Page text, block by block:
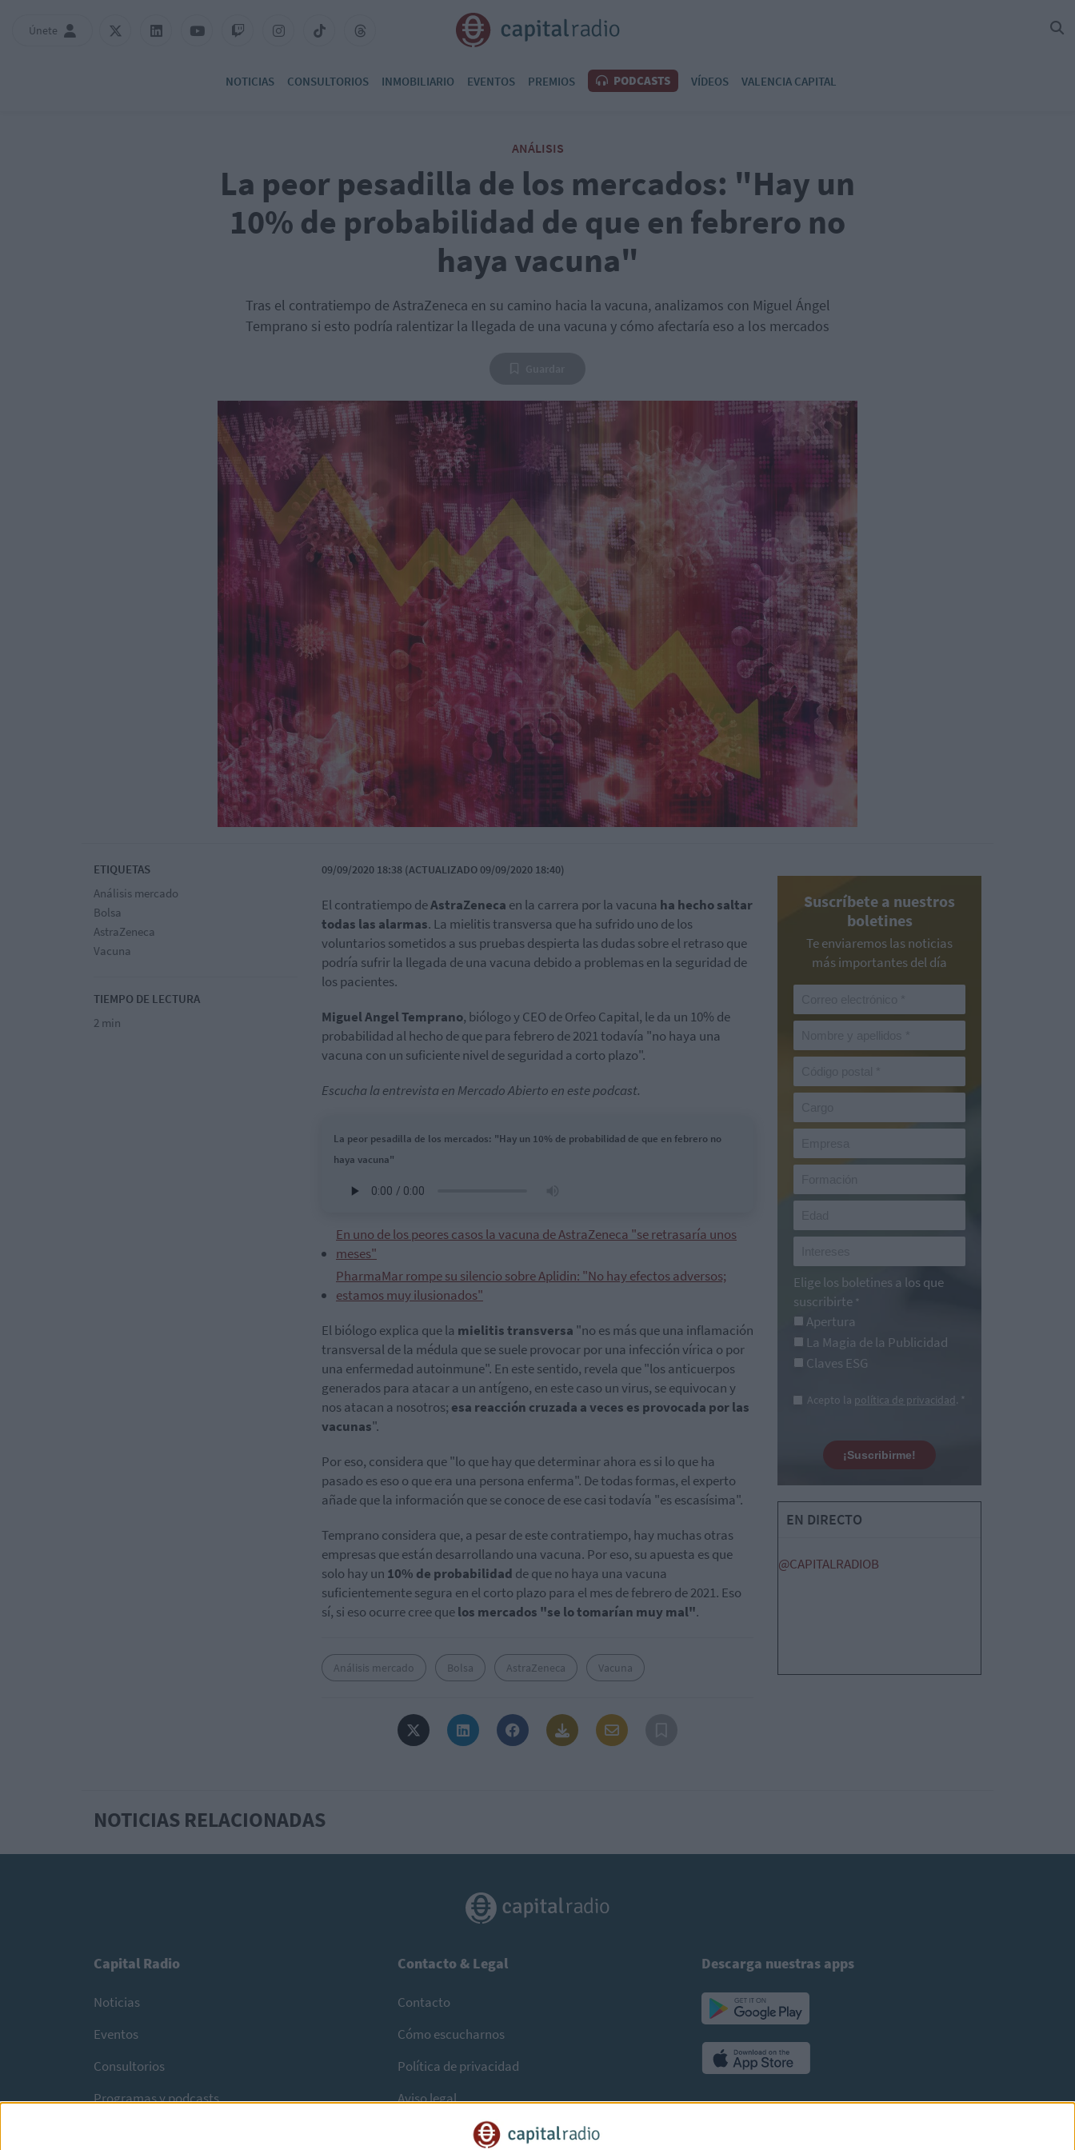
Únete
NOTICIAS CONSULTORIOS INMOBILIARIO EVENTOS PREMIOS PODCASTS VÍDEOS VALENCIA CAPITAL
ANÁLISIS
La peor pesadilla de los mercados: "Hay un
10% de probabilidad de que en febrero no
haya vacuna"
Tras el contratiempo de AstraZeneca en su camino hacia la vacuna, analizamos con Miguel Ángel
Temprano si esto podría ralentizar la llegada de una vacuna y cómo afectaría eso a los mercados
ETIQUETAS
Análisis mercado
Bolsa
AstraZeneca
Vacuna
TIEMPO DE LECTURA
2 min
09/09/2020 18:38 (ACTUALIZADO 09/09/2020 18:40)
El contratiempo deAstraZeneca en la carrera por la vacuna ha hecho saltar
todas las alarmas. La mielitis transversa que ha sufrido uno de los
voluntarios sometidos a sus pruebas despierta las dudas sobre el retraso que
podría sufrir la llegada de una vacuna debido a problemas en la seguridad de
los pacientes.
Miguel Angel Temprano, biólogo y CEO de Orfeo Capital, le da un 10% de
probabilidad al hecho de que para febrero de 2021 todavía "no haya una
vacuna con un suficiente nivel de seguridad a corto plazo".
Escucha la entrevista en Mercado Abierto en este podcast.
La peor pesadilla de los mercados: "Hay un 10% de probabilidad de que en febrero no
haya vacuna"
En uno de los peores casos la vacuna de AstraZeneca "se retrasaría unos
meses"
PharmaMar rompe su silencio sobre Aplidin: "No hay efectos adversos;
estamos muy ilusionados"
El biólogo explica que la mielitis transversa "no es más que una inflamación
transversal de la médula que se suele provocar por una infección vírica o por
una enfermedad autoinmune". En este sentido, revela que "los anticuerpos
generados para atacar a un antígeno, en este caso un virus, se equivocan y
nos atacan a nosotros; esa reacción cruzada a veces es provocada por las
vacunas".
Por eso, considera que "lo que hay que determinar ahora es si lo que ha
pasado es eso o que era una persona enferma". De todas formas, el experto
añade que la información que se conoce de ese casi todavía "es escasísima".
Temprano considera que, a pesar de este contratiempo, hay muchas otras
empresas que están desarrollando una vacuna. Por eso, su apuesta es que
solo hay un 10% de probabilidad de que no haya una vacuna
suficientemente segura en el corto plazo para el mes de febrero de 2021. Eso
sí, si eso ocurre cree quelos mercados "se lo tomarían muy mal".
Análisis mercado Bolsa AstraZeneca Vacuna
Suscríbete a nuestros
boletines
Te enviaremos las noticias
más importantes del día
Elige los boletines a los que
suscribirte *
Apertura
La Magia de la Publicidad
Claves ESG
Acepto la política de privacidad. *
¡Suscribirme!
EN DIRECTO
@CAPITALRADIOB
NOTICIAS RELACIONADAS
Capital Radio
Noticias
Eventos
Consultorios
Programas y podcasts
Contacto & Legal
Contacto
Cómo escucharnos
Política de privacidad
Aviso legal
Descarga nuestras apps